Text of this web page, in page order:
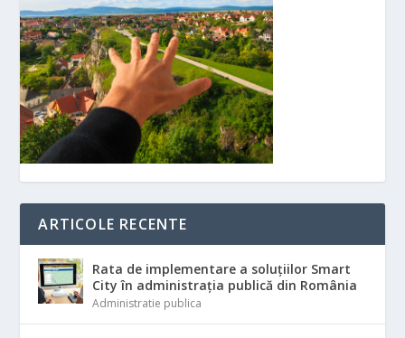
ARTICOLE RECENTE
Rata de implementare a soluțiilor Smart
City în administrația publică din România
Administratie publica